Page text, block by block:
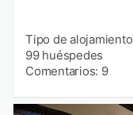
Tipo de
99 huéspedes
Comentarios: 9